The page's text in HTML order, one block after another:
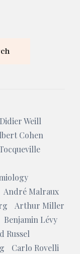
Weill
Cohen
André Malraux
Arthur Miller
Benjamin Lévy
Russel
Carlo Rovelli